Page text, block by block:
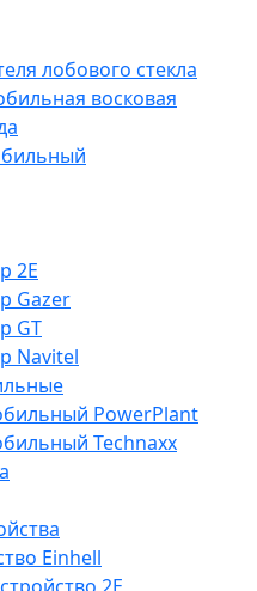
лобового стекла
восковая
2E
Gazer
GT
Navitel
PowerPlant
Technaxx
Einhell